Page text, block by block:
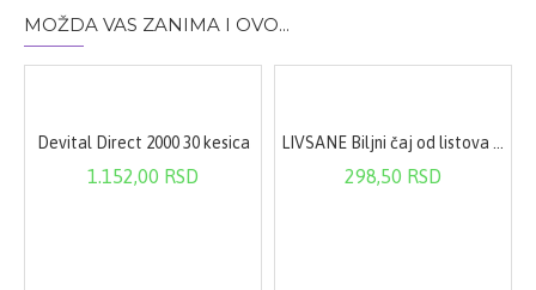
MOŽDA VAS ZANIMA I OVO...
Devital Direct 2000 30 kesica
1.152,00 RSD 298,50 RSD